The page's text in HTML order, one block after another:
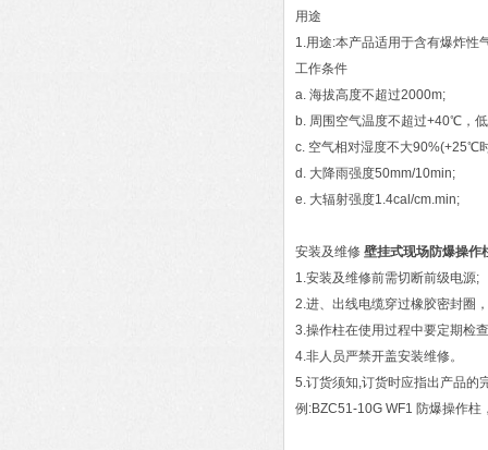
用途
1.用途:本产品适用于含有爆炸性
工作条件
a. 海拔高度不超过2000m;
b. 周围空气温度不超过+40℃，
c. 空气相对湿度不大90%(+25℃
d. 大降雨强度50mm/10min;
e. 大辐射强度1.4cal/cm.min;
安装及维修 壁挂式现场防爆操作
1.安装及维修前需切断前级电源;
2.进、出线电缆穿过橡胶密封圈
3.操作柱在使用过程中要定期检
4.非人员严禁开盖安装维修。
5.订货须知,订货时应指出产品的
例:BZC51-10G WF1 防爆操作